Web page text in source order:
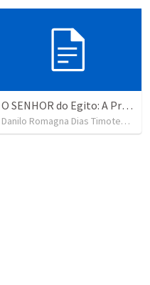
views
O SENHOR do Egito: A Primeira Praga (2)
Danilo Romagna Dias Timoteo da Silva